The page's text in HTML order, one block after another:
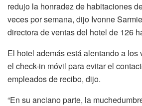
redujo la honradez de habitaciones
veces por semana, dijo Ivonne
directora de ventas del hotel de 126
El hotel además está alentando a los
el check-in móvil para evitar el
empleados de recibo, dijo.
“En su anciano parte, la